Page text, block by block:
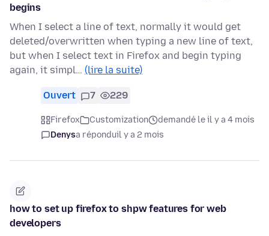
begins
When I select a line of text, normally it would get
deleted/overwritten when typing a new line of text,
but when I select text in Firefox and begin typing
again, it simpl… (lire la suite)
Ouvert 7 229
Firefox Customization
demandé le il y a 4 mois
Denysa réponduil y a 2 mois
how to set up firefox to shpw features for web
developers